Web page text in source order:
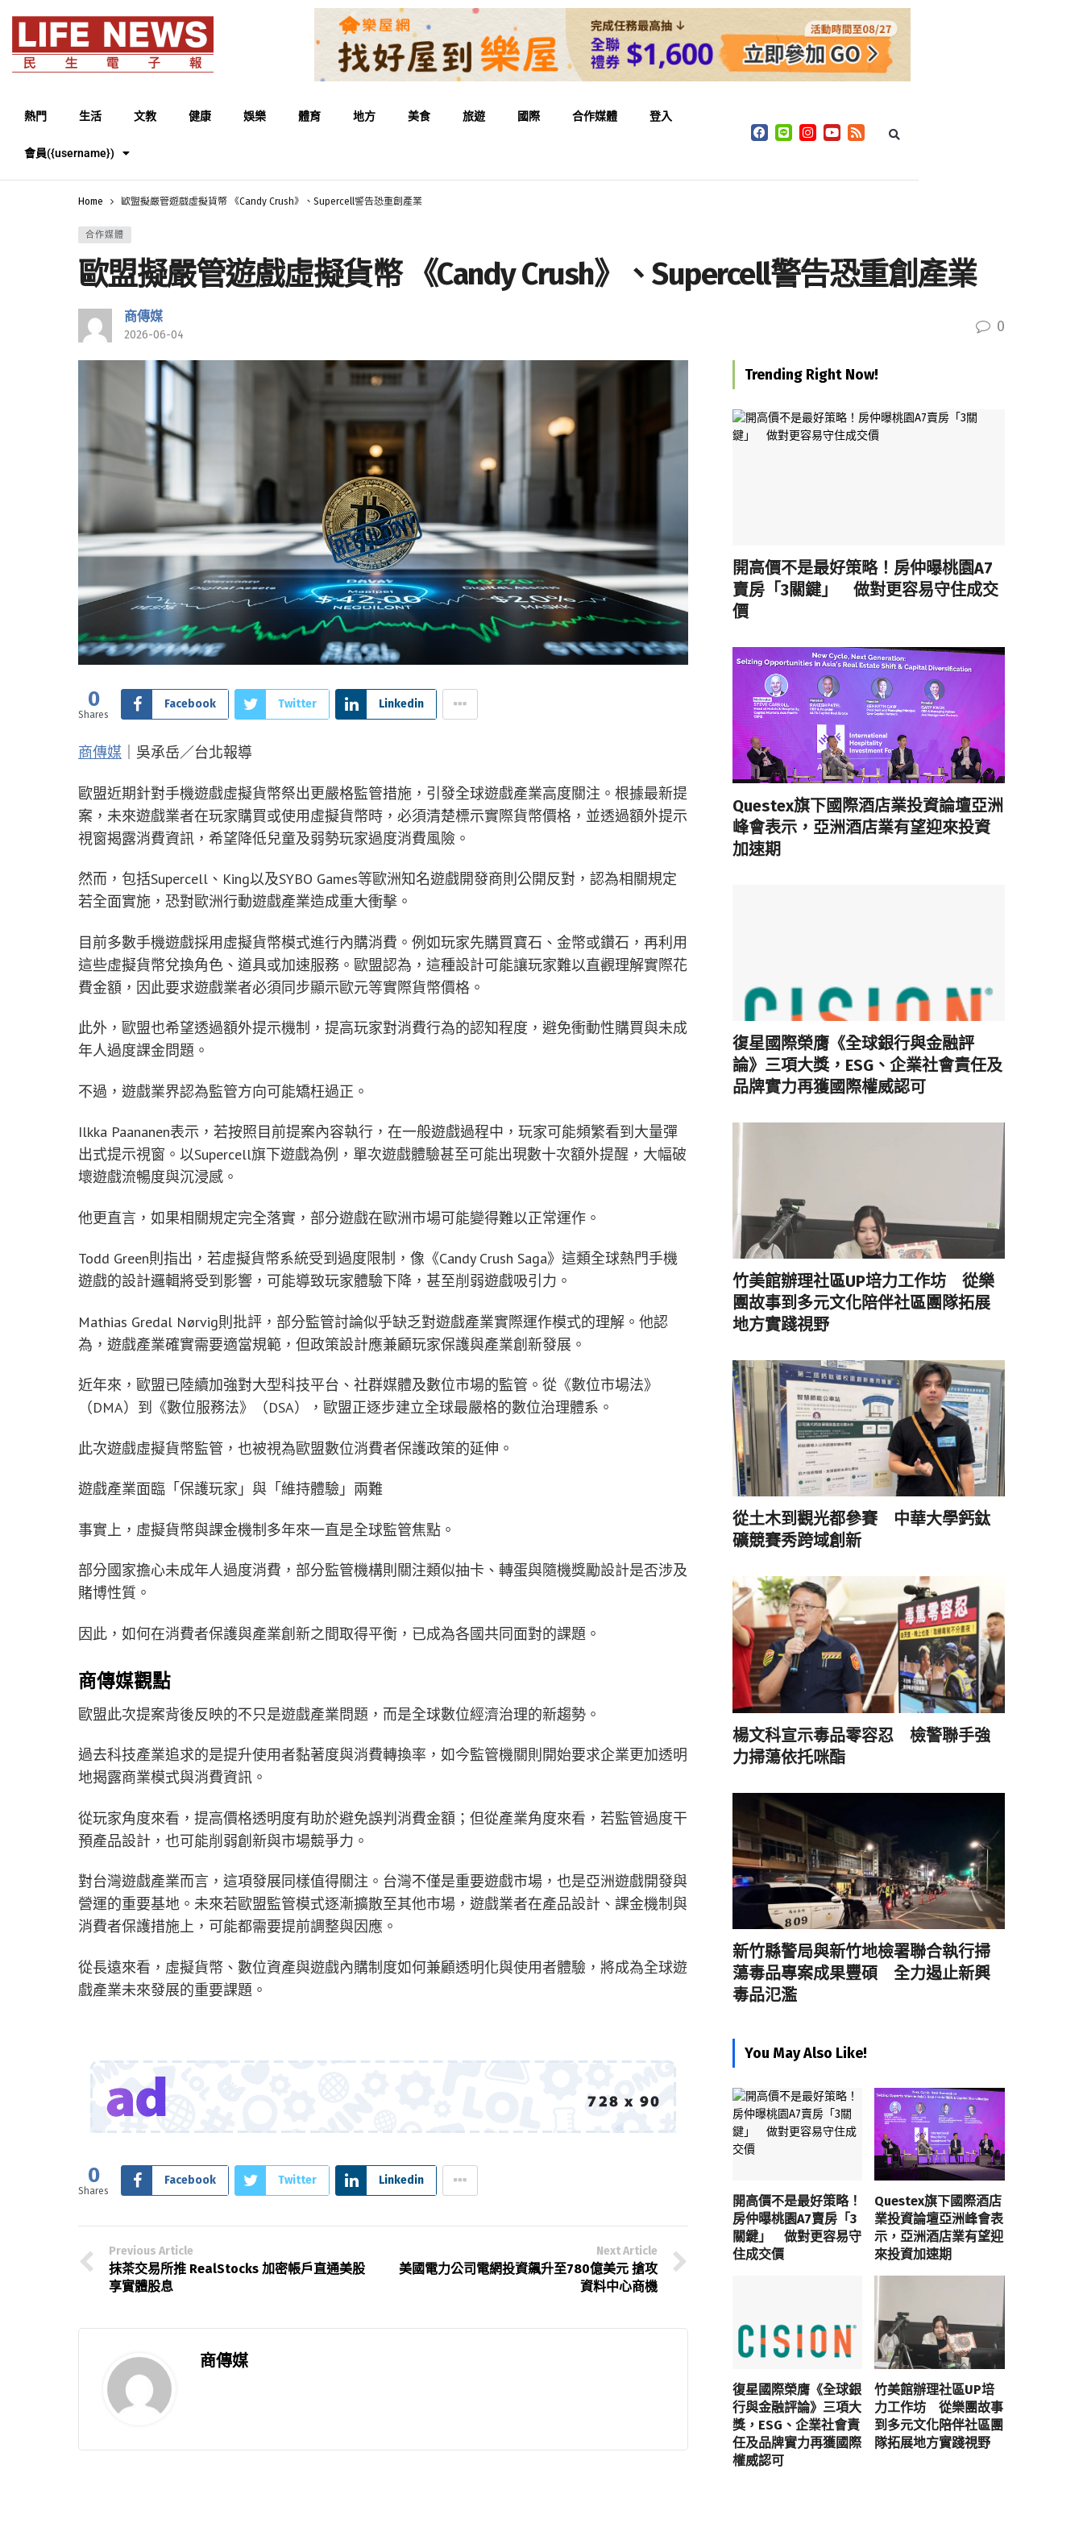
熱門 生活 文教 健康 娛樂 體育 地方 美食 旅遊 國際 合作媒體 登入
會員({username})
Home 歐盟擬嚴管遊戲虛擬貨幣 《Candy Crush》、Supercell警告恐重創產業
合作媒體
歐盟擬嚴管遊戲虛擬貨幣 《Candy Crush》、Supercell警告恐重創產業
商傳媒
2026-06-04 0
0
Shares
Facebook Twitter Linkedin
商傳媒 ｜吳承岳／台北報導
歐盟近期針對手機遊戲虛擬貨幣祭出更嚴格監管措施，引發全球遊戲產業高度關注。根據最新提
案，未來遊戲業者在玩家購買或使用虛擬貨幣時，必須清楚標示實際貨幣價格，並透過額外提示
視窗揭露消費資訊，希望降低兒童及弱勢玩家過度消費風險。
然而，包括Supercell、King以及SYBO Games等歐洲知名遊戲開發商則公開反對，認為相關規定
若全面實施，恐對歐洲行動遊戲產業造成重大衝擊。
目前多數手機遊戲採用虛擬貨幣模式進行內購消費。例如玩家先購買寶石、金幣或鑽石，再利用
這些虛擬貨幣兌換角色、道具或加速服務。歐盟認為，這種設計可能讓玩家難以直觀理解實際花
費金額，因此要求遊戲業者必須同步顯示歐元等實際貨幣價格。
此外，歐盟也希望透過額外提示機制，提高玩家對消費行為的認知程度，避免衝動性購買與未成
年人過度課金問題。
不過，遊戲業界認為監管方向可能矯枉過正。
Ilkka Paananen表示，若按照目前提案內容執行，在一般遊戲過程中，玩家可能頻繁看到大量彈
出式提示視窗。以Supercell旗下遊戲為例，單次遊戲體驗甚至可能出現數十次額外提醒，大幅破
壞遊戲流暢度與沉浸感。
他更直言，如果相關規定完全落實，部分遊戲在歐洲市場可能變得難以正常運作。
Todd Green則指出，若虛擬貨幣系統受到過度限制，像《Candy Crush Saga》這類全球熱門手機
遊戲的設計邏輯將受到影響，可能導致玩家體驗下降，甚至削弱遊戲吸引力。
Mathias Gredal Nørvig則批評，部分監管討論似乎缺乏對遊戲產業實際運作模式的理解。他認
為，遊戲產業確實需要適當規範，但政策設計應兼顧玩家保護與產業創新發展。
近年來，歐盟已陸續加強對大型科技平台、社群媒體及數位市場的監管。從《數位市場法》
（DMA）到《數位服務法》（DSA），歐盟正逐步建立全球最嚴格的數位治理體系。
此次遊戲虛擬貨幣監管，也被視為歐盟數位消費者保護政策的延伸。
遊戲產業面臨「保護玩家」與「維持體驗」兩難
事實上，虛擬貨幣與課金機制多年來一直是全球監管焦點。
部分國家擔心未成年人過度消費，部分監管機構則關注類似抽卡、轉蛋與隨機獎勵設計是否涉及
賭博性質。
因此，如何在消費者保護與產業創新之間取得平衡，已成為各國共同面對的課題。
商傳媒觀點
歐盟此次提案背後反映的不只是遊戲產業問題，而是全球數位經濟治理的新趨勢。
過去科技產業追求的是提升使用者黏著度與消費轉換率，如今監管機關則開始要求企業更加透明
地揭露商業模式與消費資訊。
從玩家角度來看，提高價格透明度有助於避免誤判消費金額；但從產業角度來看，若監管過度干
預產品設計，也可能削弱創新與市場競爭力。
對台灣遊戲產業而言，這項發展同樣值得關注。台灣不僅是重要遊戲市場，也是亞洲遊戲開發與
營運的重要基地。未來若歐盟監管模式逐漸擴散至其他市場，遊戲業者在產品設計、課金機制與
消費者保護措施上，可能都需要提前調整與因應。
從長遠來看，虛擬貨幣、數位資產與遊戲內購制度如何兼顧透明化與使用者體驗，將成為全球遊
戲產業未來發展的重要課題。
0
Shares
Facebook Twitter Linkedin
Previous Article
抹茶交易所推 RealStocks 加密帳戶直通美股
享實體股息
Next Article
美國電力公司電網投資飆升至780億美元 搶攻
資料中心商機
商傳媒
Trending Right Now!
開高價不是最好策略！房仲曝桃園A7
賣房「3關鍵」 做對更容易守住成交
價
Questex旗下國際酒店業投資論壇亞洲
峰會表示，亞洲酒店業有望迎來投資
加速期
復星國際榮膺《全球銀行與金融評
論》三項大獎，ESG、企業社會責任及
品牌實力再獲國際權威認可
竹美館辦理社區UP培力工作坊 從樂
團故事到多元文化陪伴社區團隊拓展
地方實踐視野
從土木到觀光都參賽 中華大學鈣鈦
礦競賽秀跨域創新
楊文科宣示毒品零容忍 檢警聯手強
力掃蕩依托咪酯
新竹縣警局與新竹地檢署聯合執行掃
蕩毒品專案成果豐碩 全力遏止新興
毒品氾濫
You May Also Like!
開高價不是最好策略！
房仲曝桃園A7賣房「3
關鍵」 做對更容易守
住成交價
Questex旗下國際酒店
業投資論壇亞洲峰會表
示，亞洲酒店業有望迎
來投資加速期
復星國際榮膺《全球銀
行與金融評論》三項大
獎，ESG、企業社會責
任及品牌實力再獲國際
權威認可
竹美館辦理社區UP培
力工作坊 從樂團故事
到多元文化陪伴社區團
隊拓展地方實踐視野